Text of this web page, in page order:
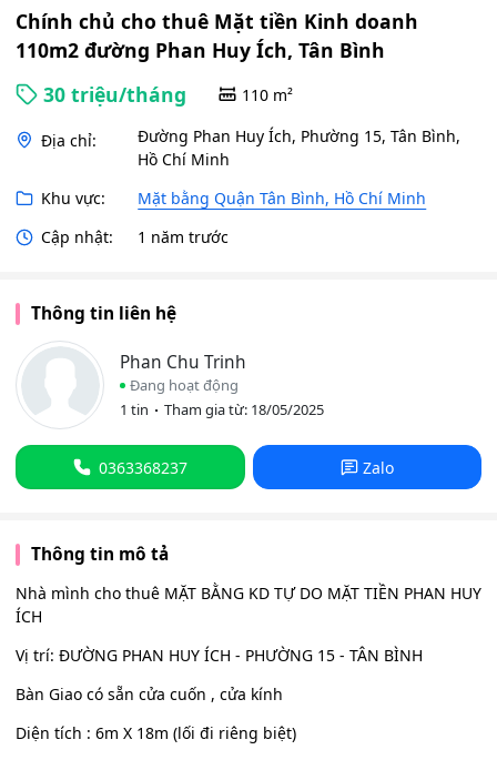
Chính chủ cho thuê Mặt tiền Kinh doanh
110m2 đường Phan Huy Ích, Tân Bình
30 triệu/tháng
110 m²
Địa chỉ:
Đường Phan Huy Ích, Phường 15, Tân Bình,
Hồ Chí Minh
Khu vực:
Mặt bằng Quận Tân Bình, Hồ Chí Minh
Cập nhật:
1 năm trước
Thông tin liên hệ
Phan Chu Trinh
Đang hoạt động
1 tin
Tham gia từ: 18/05/2025
0363368237 Zalo
Thông tin mô tả
Nhà mình cho thuê MẶT BẰNG KD TỰ DO MẶT TIỀN PHAN HUY
ÍCH
Vị trí: ĐƯỜNG PHAN HUY ÍCH - PHƯỜNG 15 - TÂN BÌNH
Bàn Giao có sẵn cửa cuốn , cửa kính
Diện tích : 6m X 18m (lối đi riêng biệt)